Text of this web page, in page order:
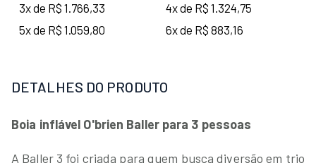
3x de R$ 1.766,33
4x de R$ 1.324,75
5x de R$ 1.059,80
6x de R$ 883,16
DETALHES DO PRODUTO
Boia inflável O'brien Baller para 3 pessoas
A Baller 3 foi criada para quem busca diversão em trio